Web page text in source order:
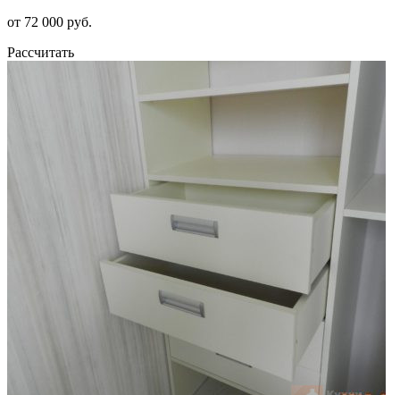
от 72 000 руб.
Рассчитать